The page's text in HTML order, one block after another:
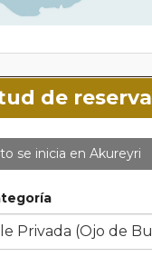
de reserva
se inicia en Akureyri